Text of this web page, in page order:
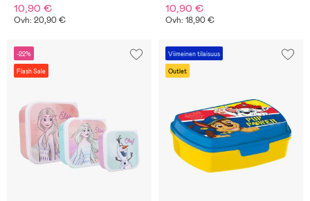
10,90 €
Ovh: 20,90 €
10,90 €
Ovh: 18,90 €
-22%
Flash Sale
Viimeinen tilaisuus
Outlet